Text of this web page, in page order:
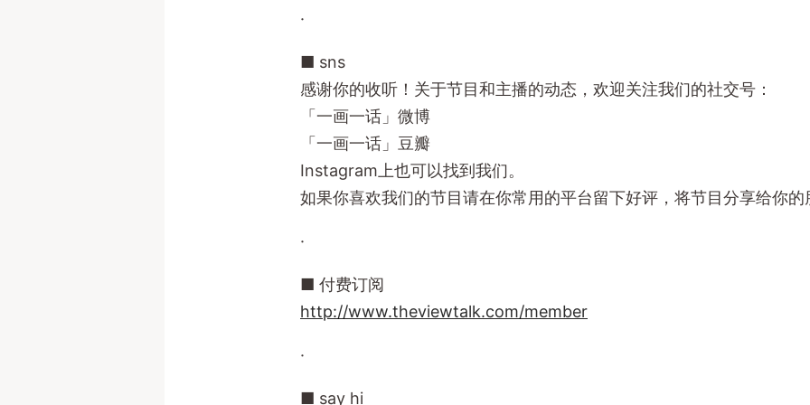
·
■ sns
感谢你的收听！关于节目和主播的动态，欢迎关注我们的社交号：
「一画一话」微博
「一画一话」豆瓣
Instagram上也可以找到我们。
如果你喜欢我们的节目请在你常用的平台留下好评，将节目分享给你的
·
■ 付费订阅
http://www.theviewtalk.com/member
·
■ say hi